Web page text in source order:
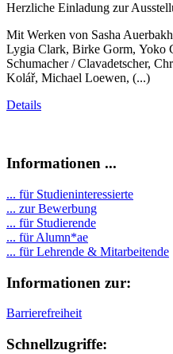
Herzliche Einladung zur
Mit Werken von Sasha
Lygia Clark, Birke Gorm, Yoko
Schumacher / Clavadetscher,
Kolář, Michael Loewen, (...)
Details
Informationen ...
... für Studieninteressierte
... zur Bewerbung
... für Studierende
... für Alumn*ae
... für Lehrende & Mitarbeitende
Informationen zur:
Barrierefreiheit
Schnellzugriffe: